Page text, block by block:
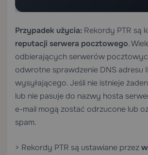
Przypadek użycia: Rekordy PTR są
reputacji serwera pocztowego.
odbierających serwerów
odwrotne sprawdzenie DNS adresu
wysyłającego. Jeśli nie istnieje
lub nie pasuje do nazwy hosta
e-mail mogą zostać odrzucone lub
spam.
> Rekordy PTR są ustawiane przez